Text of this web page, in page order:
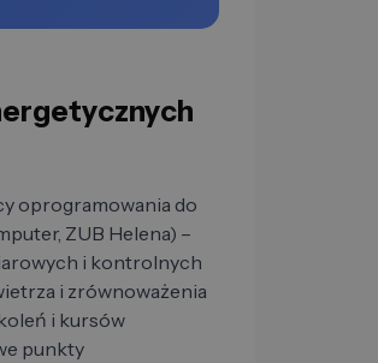
oprogramowania do
ZUB Helena) –
i kontrolnych
i zrównoważenia
i kursów
punkty